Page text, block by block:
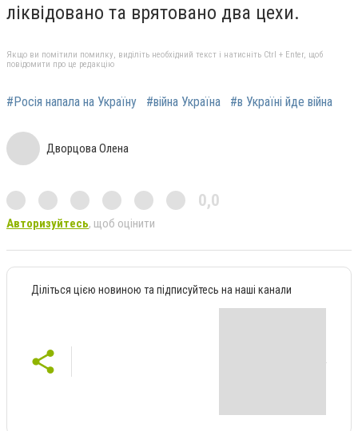
ліквідовано та врятовано два цехи.
Якщо ви помітили помилку, виділіть необхідний текст і натисніть Ctrl + Enter, щоб
повідомити про це редакцію
#Росія напала на Україну #війна Україна #в Україні йде війна
Дворцова Олена
0,0
Авторизуйтесь, щоб оцінити
Діліться цією новиною та підписуйтесь на наші канали